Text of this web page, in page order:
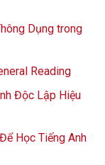
Dụng trong
Reading
Độc Lập Hiệu
Học Tiếng Anh